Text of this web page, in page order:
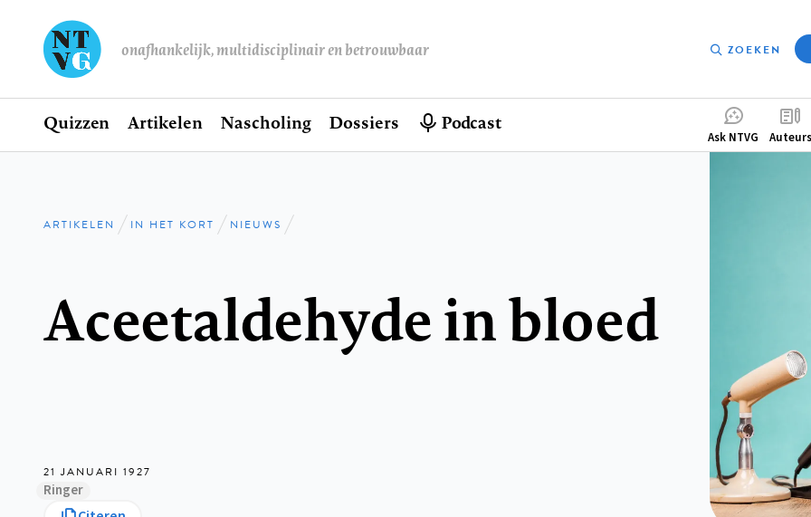
onafhankelijk, multidisciplinair en betrouwbaar ZOEKEN
Hoofdnavigatie
Home
Quizzen Artikelen Nascholing Dossiers Podcast
Ask NTVG Auteurs
Kruimelpad
ARTIKELEN IN HET KORT NIEUWS
Aceetaldehyde in bloed
21 JANUARI 1927
Ringer